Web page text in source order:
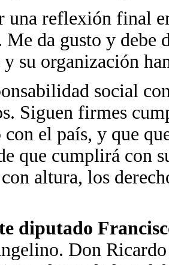
una reflexión final
da gusto y debe
y su organización
social
Siguen firmes
el país, y que
que cumplirá con
altura, los
diputado
Don